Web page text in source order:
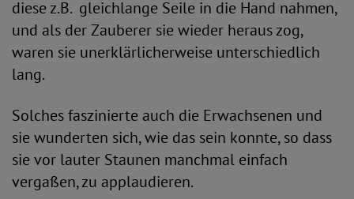
diese z.B. gleichlange Seile in die Hand nahmen,
und als der Zauberer sie wieder heraus zog,
waren sie unerklärlicherweise unterschiedlich
lang.
Solches faszinierte auch die Erwachsenen und
sie wunderten sich, wie das sein konnte, so dass
sie vor lauter Staunen manchmal einfach
vergaßen, zu applaudieren.